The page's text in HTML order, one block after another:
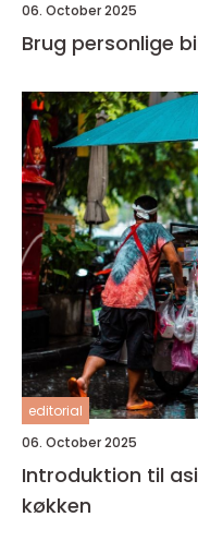
06. October 2025
Brug personlige
editorial
06. October 2025
Introduktion til
køkken